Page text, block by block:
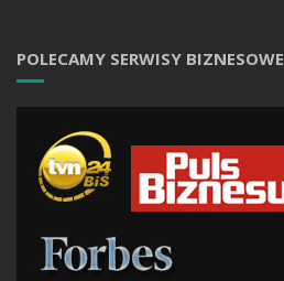
POLECAMY SERWISY BIZNESOWE